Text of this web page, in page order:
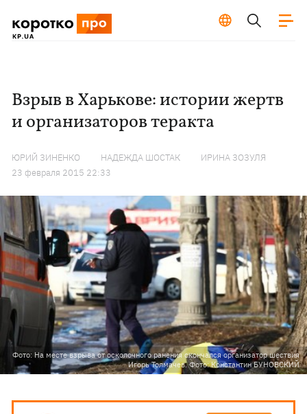
Взрыв в Харькове: истории жертв
и организаторов теракта
ЮРИЙ ЗИНЕНКО НАДЕЖДА ШОСТАК
ИРИНА ЗОЗУЛЯ
23 февраля 2015 22:33
Фото: На месте взрыва от осколочного ранения скончался организатор шествия
Игорь Толмачев. Фото: Константин БУНОВСКИЙ